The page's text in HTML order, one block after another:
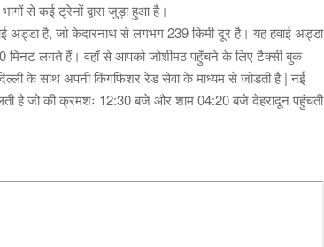
से कई ट्रेनों द्वारा जुड़ा हुआ है।
अड्डा है, जो केदारनाथ से लगभग 239 किमी दूर है। यह हवाई अड्डा
लगते हैं। वहाँ से आपको जोशीमठ पहुँचने के लिए टैक्सी बुक
के साथ अपनी किंगफिशर रेड सेवा के माध्यम से जोडती है | नई
है जो की क्रमशः 12:30 बजे और शाम 04:20 बजे देहरादून पहुंचती